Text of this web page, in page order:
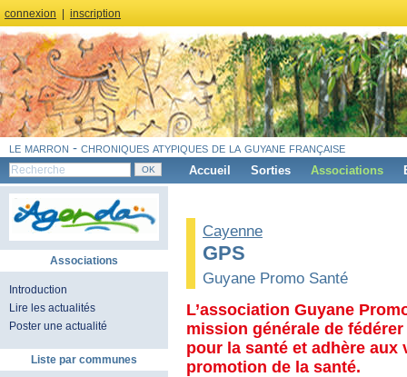
connexion inscription
le marron - chroniques atypiques de la guyane française
Accueil Sorties Associations
Associations
Introduction
Lire les actualités
Poster une actualité
Liste par communes
Cayenne
GPS
Guyane Promo Santé
L’association Guyane
mission générale de
pour la santé et adhère aux
promotion de la santé.